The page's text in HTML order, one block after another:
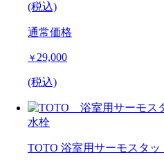
(税込)
通常価格
￥ 29,000
(税込)
水栓
TOTO 浴室用サーモスタ